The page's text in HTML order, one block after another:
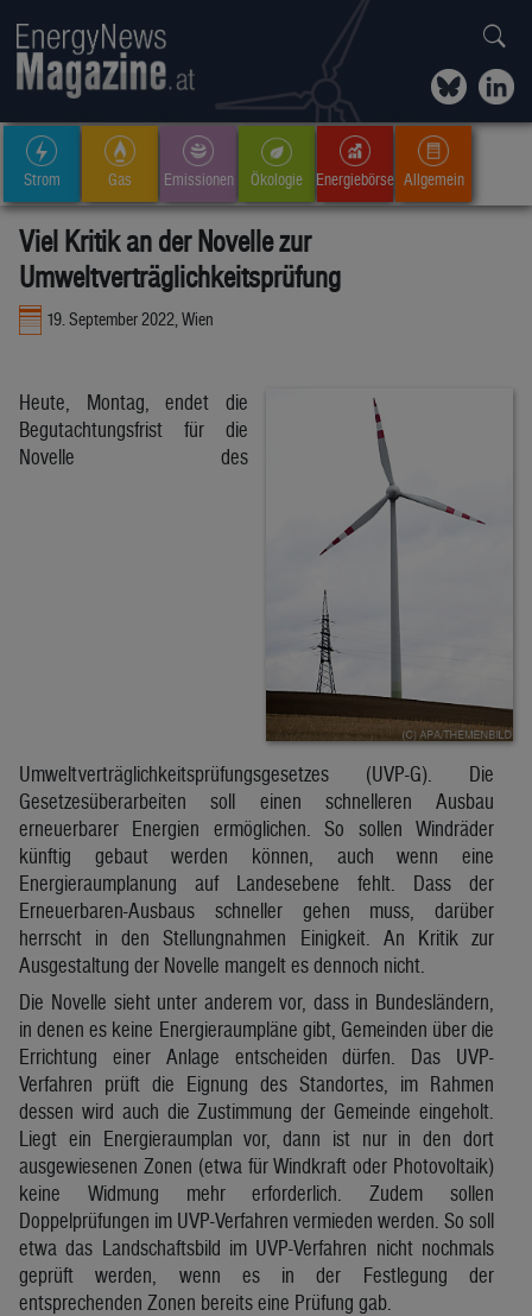
Strom Gas Emissionen Ökologie Energiebörse Allgemein
Viel Kritik an der Novelle zur
Umweltverträglichkeitsprüfung
19. September 2022, Wien
Heute, Montag, endet die
Begutachtungsfrist für die
Novelle des
Umweltverträglichkeitsprüfungsgesetzes (UVP-G). Die
Gesetzesüberarbeiten soll einen schnelleren Ausbau
erneuerbarer Energien ermöglichen. So sollen Windräder
künftig gebaut werden können, auch wenn eine
Energieraumplanung auf Landesebene fehlt. Dass der
Erneuerbaren-Ausbaus schneller gehen muss, darüber
herrscht in den Stellungnahmen Einigkeit. An Kritik zur
Ausgestaltung der Novelle mangelt es dennoch nicht.
Die Novelle sieht unter anderem vor, dass in Bundesländern,
in denen es keine Energieraumpläne gibt, Gemeinden über die
Errichtung einer Anlage entscheiden dürfen. Das UVP-
Verfahren prüft die Eignung des Standortes, im Rahmen
dessen wird auch die Zustimmung der Gemeinde eingeholt.
Liegt ein Energieraumplan vor, dann ist nur in den dort
ausgewiesenen Zonen (etwa für Windkraft oder Photovoltaik)
keine Widmung mehr erforderlich. Zudem sollen
Doppelprüfungen im UVP-Verfahren vermieden werden. So soll
etwa das Landschaftsbild im UVP-Verfahren nicht nochmals
geprüft werden, wenn es in der Festlegung der
entsprechenden Zonen bereits eine Prüfung gab.